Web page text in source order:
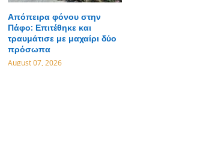
Απόπειρα φόνου στην
Πάφο: Επιτέθηκε και
τραυμάτισε με μαχαίρι δύο
πρόσωπα
August 07, 2026